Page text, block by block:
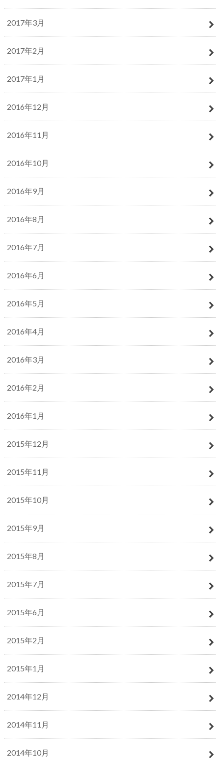
2017年3月
2017年2月
2017年1月
2016年12月
2016年11月
2016年10月
2016年9月
2016年8月
2016年7月
2016年6月
2016年5月
2016年4月
2016年3月
2016年2月
2016年1月
2015年12月
2015年11月
2015年10月
2015年9月
2015年8月
2015年7月
2015年6月
2015年2月
2015年1月
2014年12月
2014年11月
2014年10月